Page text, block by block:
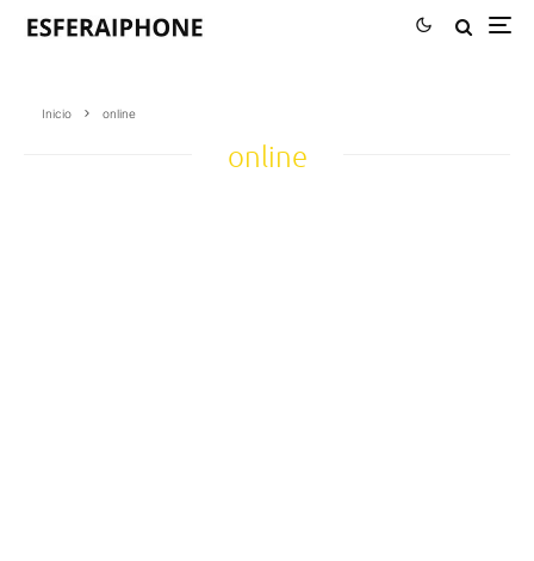
Inicio online
online